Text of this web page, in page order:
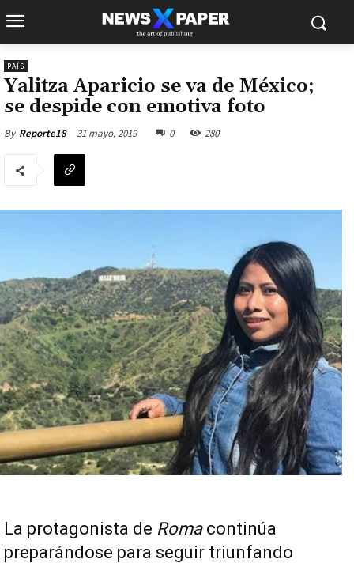
PAÍS
Yalitza Aparicio se va de México;
se despide con emotiva foto
By Reporte18 31 mayo, 2019 0 280
La protagonista de Roma continúa
preparándose para seguir triunfando